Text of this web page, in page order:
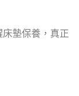
墊保養，真正